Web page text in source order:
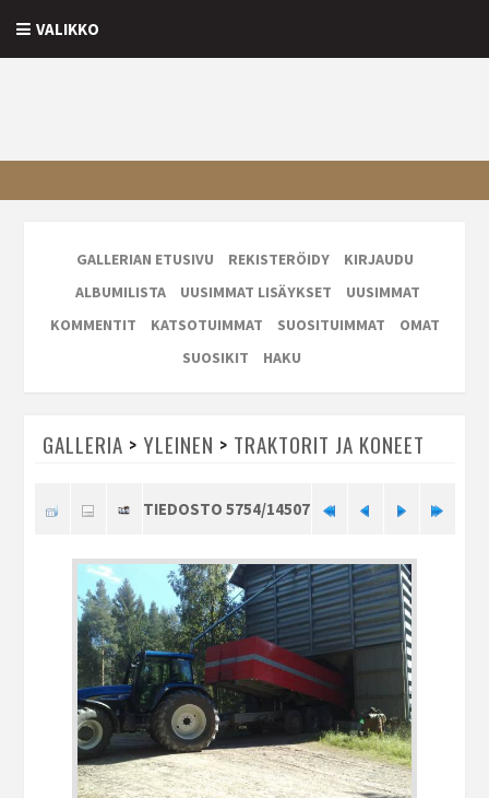
VALIKKO
GALLERIAN ETUSIVU REKISTERÖIDY
KIRJAUDU
ALBUMILISTA
UUSIMMAT LISÄYKSET
UUSIMMAT
KOMMENTIT
KATSOTUIMMAT SUOSITUIMMAT
OMAT
SUOSIKIT
HAKU
GALLERIA > YLEINEN > TRAKTORIT JA KONEET
TIEDOSTO 5754/14507